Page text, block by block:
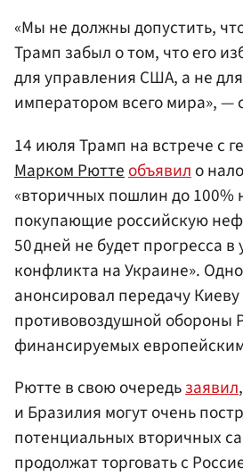
«Мы не должны допустить,
Трамп забыл о том, что его
для управления США, а не
императором всего мира», —
14 июля Трамп на встрече с
Марком Рютте объявил о
«вторичных пошлин до 100%
покупающие российскую
50 дней не будет прогресса
конфликта на Украине».
анонсировал передачу
противовоздушной обороны
финансируемых
Рютте в свою очередьзаявил
и Бразилия могут очень
потенциальных вторичных
продолжат торговать с